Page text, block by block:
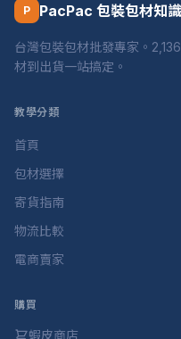
P PacPac 包裝包材知
台灣包裝包材批發專家。
材到出貨一站搞定。
教學分類
首頁
包材選擇
寄貨指南
物流比較
電商賣家
購買
蝦皮商店